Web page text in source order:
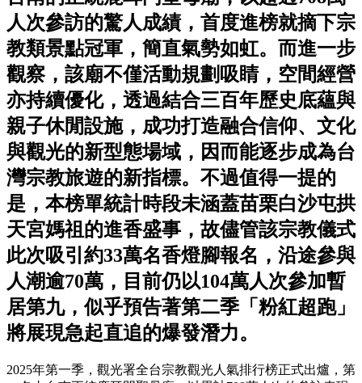
人次參訪的驚人成績，首度進榜就摘下宗
教類景點冠軍，簡直氣勢如虹。而進一步
觀察，該廟不僅活動規劃吸睛，空間經營
亦持續優化，透過結合三百年歷史底蘊與
親子休閒設施，成功打造融合信仰、文化
與觀光的新型態場域，因而能逐步成為台
灣宗教旅遊的新指標。不過值得一提的
是，本榜單統計時段未涵蓋苗栗白沙屯拱
天宮媽祖的進香盛事，故儘管該宗教儀式
此次吸引約33萬名香燈腳報名，沿途參與
人潮逾70萬，目前仍以104萬人次參加暫
居第九，似乎預告著第二季「粉紅超跑」
將展現急起直追的爆發潛力。
2025年第一季，觀光署全台宗教觀光人氣排行榜正式出爐，第